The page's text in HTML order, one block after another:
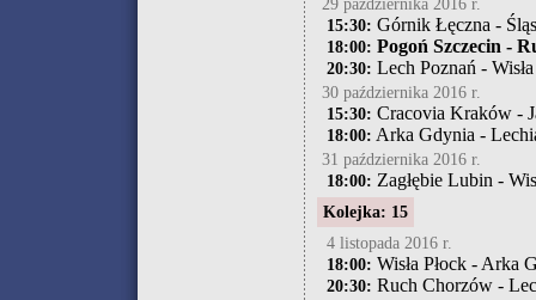
29 października 2016 r.
15:30: Górnik Łęczna -
18:00: Pogoń Szczecin -
20:30: Lech Poznań - Wisła
30 października 2016 r.
15:30: Cracovia Kraków -
18:00: Arka Gdynia -
31 października 2016 r.
18:00: Zagłębie Lubin -
Kolejka: 15
4 listopada 2016 r.
18:00: Wisła Płock - Arka
20:30: Ruch Chorzów -